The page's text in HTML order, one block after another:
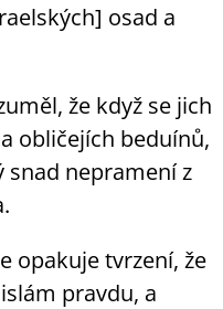
osad a
že když se jich
obličejích beduínů,
nepramení z
opakuje tvrzení, že
pravdu, a